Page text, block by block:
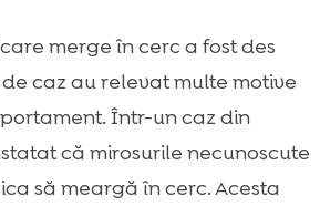
merge în cerc a fost des
caz au relevat multe motive
Într-un caz din
că mirosurile necunoscute
să meargă în cerc. Acesta